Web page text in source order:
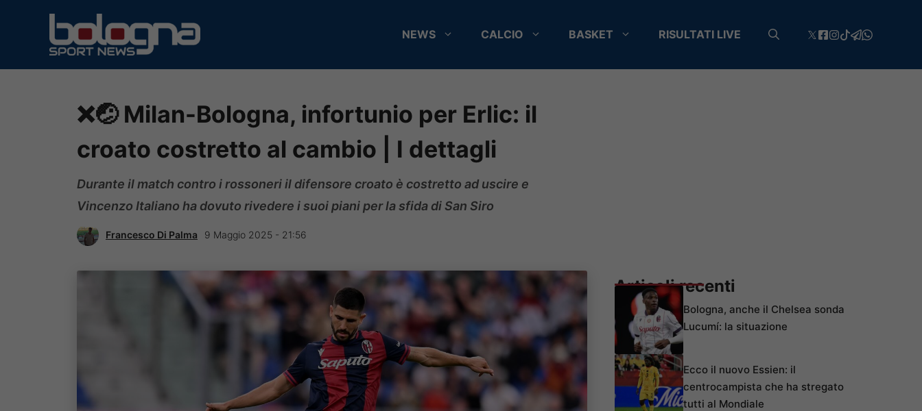
contenuto
NEWS CALCIO BASKET RISULTATI LIVE
❌🤕 Milan-Bologna, infortunio per Erlic: il
croato costretto al cambio | I dettagli
Durante il match contro i rossoneri il difensore croato è costretto ad uscire e
Vincenzo Italiano ha dovuto rivedere i suoi piani per la sfida di San Siro
Francesco Di Palma 9 Maggio 2025 - 21:56
Articoli recenti
Bologna, anche il Chelsea sonda
Lucumí: la situazione
Ecco il nuovo Essien: il
centrocampista che ha stregato
tutti al Mondiale